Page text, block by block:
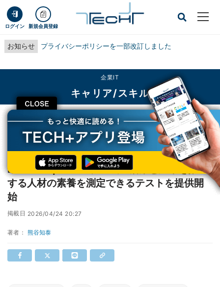
ログイン 新規会員登録
お知らせ プライバシーポリシーを一部改訂しました
CLOSE
企業IT
キャリア/スキル
TECH+ 企業IT
キャリア/スキル
Exa Enterprise AI、生成AI活用と変革を推進する人材の素養を測定できるテス
Exa Enterprise AI、生成AI活用と変革を推進
する人材の素養を測定できるテストを提供開
始
掲載日 2026/04/24 20:27
著者： 熊谷知泰